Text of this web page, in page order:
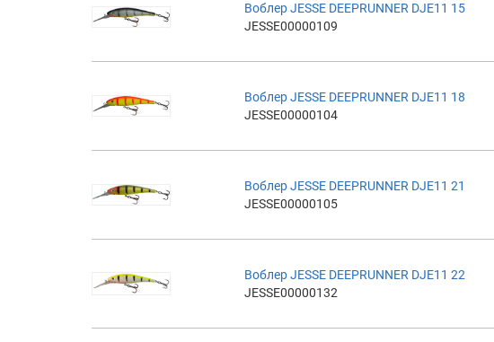
Воблер JESSE DEEPRUNNER DJE11 15
JESSE00000109
Воблер JESSE DEEPRUNNER DJE11 18
JESSE00000104
Воблер JESSE DEEPRUNNER DJE11 21
JESSE00000105
Воблер JESSE DEEPRUNNER DJE11 22
JESSE00000132